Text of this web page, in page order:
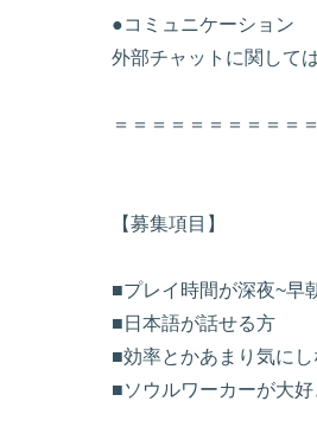
●コミュニケーション
外部チャットに関して
＝＝＝＝＝＝＝＝＝＝
【募集項目】
■プレイ時間が深夜~早
■日本語が話せる方
■効率とかあまり気に
■ソウルワーカーが大